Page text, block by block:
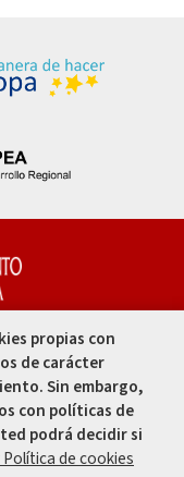
propias con
de carácter
Sin embargo,
con políticas de
podrá decidir si
Política de cookies